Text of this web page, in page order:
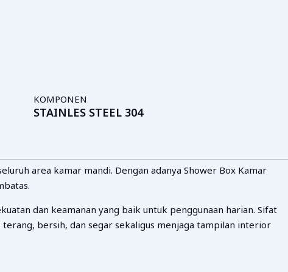
KOMPONEN
STAINLES STEEL 304
area kamar mandi. Dengan adanya Shower Box Kamar
dan keamanan yang baik untuk penggunaan harian. Sifat
bersih, dan segar sekaligus menjaga tampilan interior